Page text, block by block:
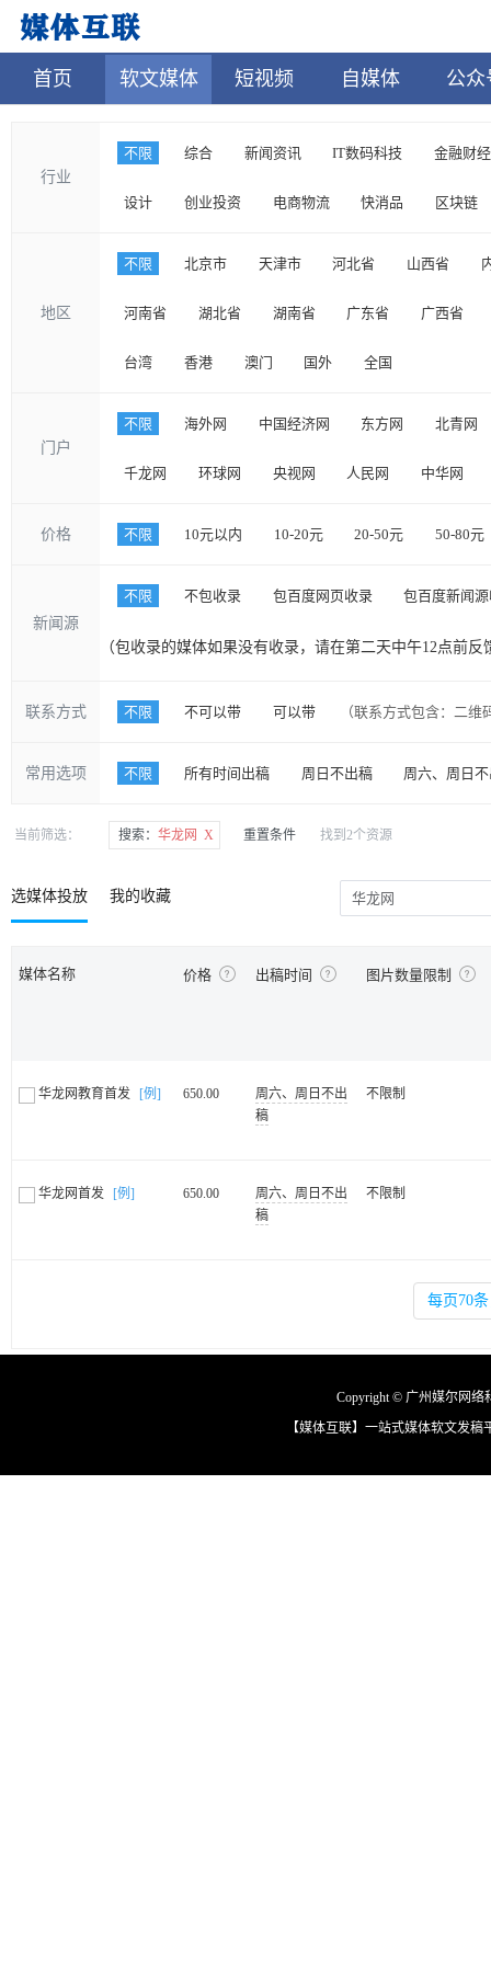
首页 软文媒体 短视频 自媒体 公众
行业
不限 综合 新闻资讯 IT数码科技 金融财经
设计 创业投资 电商物流 快消品 区块链
地区
不限 北京市 天津市 河北省 山西省
河南省 湖北省 湖南省 广东省 广西省
台湾 香港 澳门 国外 全国
门户
不限 海外网 中国经济网 东方网 北青网
千龙网 环球网 央视网 人民网 中华网
价格 不限 10元以内 10-20元 20-50元 50-80元
新闻源
不限 不包收录 包百度网页收录 包百度新闻
（包收录的媒体如果没有收录，请在第二天中午12点前
联系方式 不限 不可以带 可以带 （联系方式包含：二
常用选项 不限 所有时间出稿 周日不出稿 周六、周日
当前筛选： 搜索： 华龙网 X 重置条件 找到2个资源
选媒体投放 我的收藏
媒体名称 价格 出稿时间 图片数量限制
华龙网教育首发 [例] 650.00
周六、周日不出
稿
不限制
华龙网首发 [例] 650.00
周六、周日不出
稿
不限制
每页70
Copyright © 广州媒尔网络
【媒体互联】一站式媒体软文发